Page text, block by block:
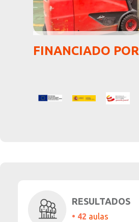
FINANCIADO POR
RESULTADOS
• 42 aulas